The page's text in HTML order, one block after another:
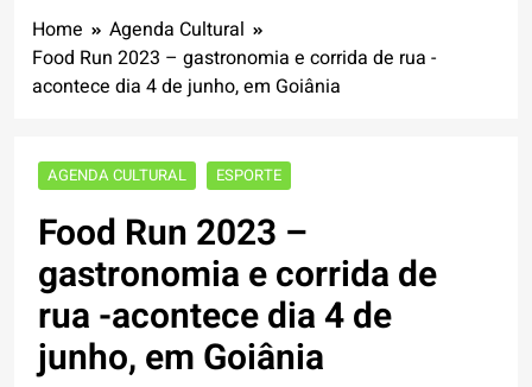
Home
Agenda Cultural
Food Run 2023 – gastronomia e corrida de rua -
acontece dia 4 de junho, em Goiânia
AGENDA CULTURAL ESPORTE
Food Run 2023 –
gastronomia e corrida de
rua -acontece dia 4 de
junho, em Goiânia